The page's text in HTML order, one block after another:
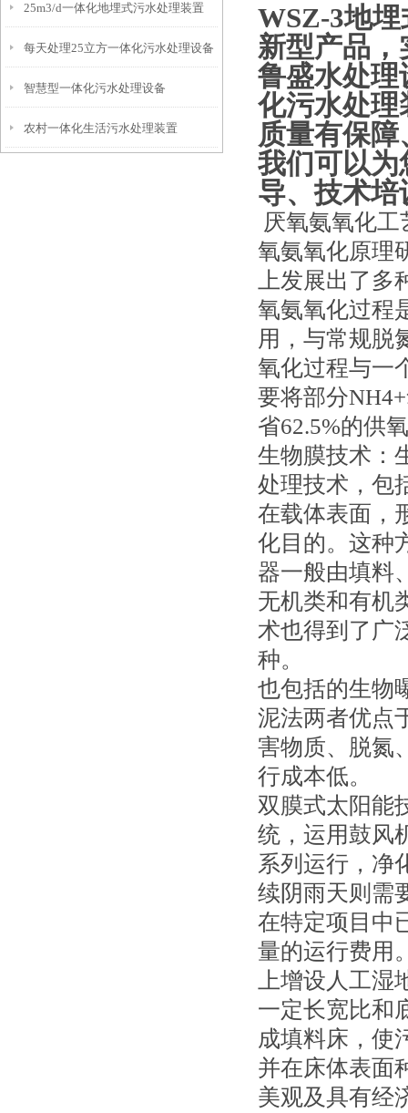
25m3/d一体化地埋式污水处理装置
每天处理25立方一体化污水处理设备
智慧型一体化污水处理设备
农村一体化生活污水处理装置
WSZ-3地
新型产品
鲁盛水处理
化污水处理
质量有保
我们可以为
导、技术
厌氧氨氧化
氧氨氧化原理
上发展出了
氧氨氧化过程
用，与常规脱
氧化过程与一
要将部分
省62.5%的供
生物膜技术：
处理技术，包
在载体表面，
化目的。这种
器一般由填料
无机类和有机
术也得到了广
种。
也包括的生物
泥法两者优点
害物质、脱氮
行成本低。
双膜式太阳能
统，运用鼓风
系列运行，净
续阴雨天则需
在特定项目中
量的运行费用
上增设人工
一定长宽比和
成填料床，使
并在床体表面
美观及具有经